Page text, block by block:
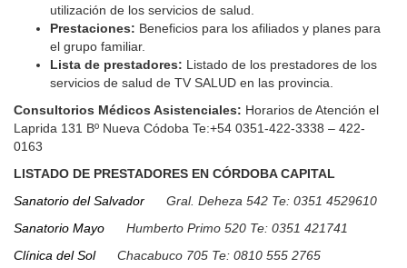
utilización de los servicios de salud.
Prestaciones: Beneficios para los afiliados y planes para
el grupo familiar.
Lista de prestadores: Listado de los prestadores de los
servicios de salud de TV SALUD en las provincia.
Consultorios Médicos Asistenciales: Horarios de Atención el
Laprida 131 Bº Nueva Códoba Te:+54 0351-422-3338 – 422-
0163
LISTADO DE PRESTADORES EN CÓRDOBA CAPITAL
Sanatorio del Salvador Gral. Deheza 542 Te: 0351 4529610
Sanatorio Mayo Humberto Primo 520 Te: 0351 421741
Clínica del SolChacabuco 705 Te: 0810 555 2765